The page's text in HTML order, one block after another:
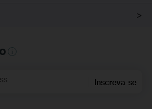
Inscreva-se